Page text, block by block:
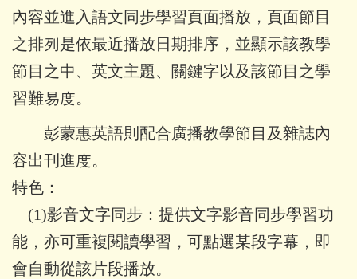
內容並進入語文同步學習頁面播放，頁面節目
之排列是依最近播放日期排序，並顯示該教學
節目之中、英文主題、關鍵字以及該節目之學
習難易度。
彭蒙惠英語則配合廣播教學節目及雜誌內
容出刊進度。
特色：
(1)影音文字同步：提供文字影音同步學習功
能，亦可重複閱讀學習，可點選某段字幕，即
會自動從該片段播放。